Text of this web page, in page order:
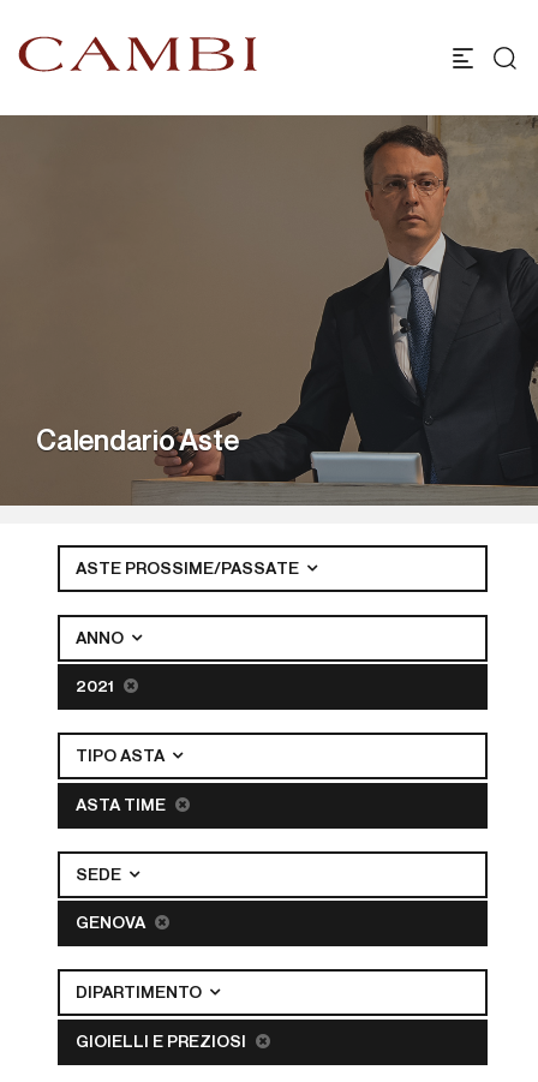
Calendario Aste
ASTE PROSSIME/PASSATE
ANNO
2021
TIPO ASTA
ASTA TIME
SEDE
GENOVA
DIPARTIMENTO
GIOIELLI E PREZIOSI